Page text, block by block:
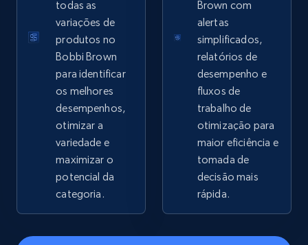
2.4K+ 200+ Comece agora
Home Depot US
URL, Domain, Country code, Model number,
Sku, Product id, Product name, Manufacturer,
and more.
2.1K+ 355+ Comece agora
todas as
variações de
produtos no
Bobbi Brown
para identificar
os melhores
desempenhos,
otimizar a
variedade e
maximizar o
potencial da
categoria.
Brown com
alertas
simplificados,
relatórios de
desempenho e
fluxos de
trabalho de
otimização para
maior eficiência e
tomada de
decisão mais
rápida.